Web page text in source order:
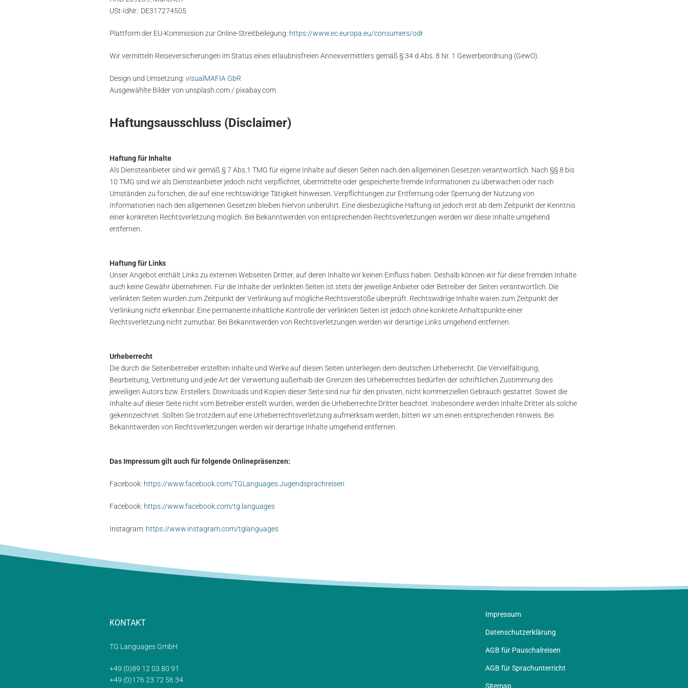
USt-IdNr.: DE317274505
Plattform der EU-Kommission zur Online-Streitbeilegung: https://www.ec.europa.eu/consumers/odr
Wir vermitteln Reiseversicherungen im Status eines erlaubnisfreien Annexvermittlers gemäß § 34 d Abs. 8 Nr. 1 Gewerbeordnung (GewO).
Design und Umsetzung: visualMAFIA GbR
Ausgewählte Bilder von unsplash.com / pixabay.com
Haftungsausschluss (Disclaimer)
Haftung für Inhalte
Als Diensteanbieter sind wir gemäß § 7 Abs.1 TMG für eigene Inhalte auf diesen Seiten nach den allgemeinen Gesetzen verantwortlich. Nach §§ 8 bis
10 TMG sind wir als Diensteanbieter jedoch nicht verpflichtet, übermittelte oder gespeicherte fremde Informationen zu überwachen oder nach
Umständen zu forschen, die auf eine rechtswidrige Tätigkeit hinweisen. Verpflichtungen zur Entfernung oder Sperrung der Nutzung von
Informationen nach den allgemeinen Gesetzen bleiben hiervon unberührt. Eine diesbezügliche Haftung ist jedoch erst ab dem Zeitpunkt der Kenntnis
einer konkreten Rechtsverletzung möglich. Bei Bekanntwerden von entsprechenden Rechtsverletzungen werden wir diese Inhalte umgehend
entfernen.
Haftung für Links
Unser Angebot enthält Links zu externen Webseiten Dritter, auf deren Inhalte wir keinen Einfluss haben. Deshalb können wir für diese fremden Inhalte
auch keine Gewähr übernehmen. Für die Inhalte der verlinkten Seiten ist stets der jeweilige Anbieter oder Betreiber der Seiten verantwortlich. Die
verlinkten Seiten wurden zum Zeitpunkt der Verlinkung auf mögliche Rechtsverstöße überprüft. Rechtswidrige Inhalte waren zum Zeitpunkt der
Verlinkung nicht erkennbar. Eine permanente inhaltliche Kontrolle der verlinkten Seiten ist jedoch ohne konkrete Anhaltspunkte einer
Rechtsverletzung nicht zumutbar. Bei Bekanntwerden von Rechtsverletzungen werden wir derartige Links umgehend entfernen.
Urheberrecht
Die durch die Seitenbetreiber erstellten Inhalte und Werke auf diesen Seiten unterliegen dem deutschen Urheberrecht. Die Vervielfältigung,
Bearbeitung, Verbreitung und jede Art der Verwertung außerhalb der Grenzen des Urheberrechtes bedürfen der schriftlichen Zustimmung des
jeweiligen Autors bzw. Erstellers. Downloads und Kopien dieser Seite sind nur für den privaten, nicht kommerziellen Gebrauch gestattet. Soweit die
Inhalte auf dieser Seite nicht vom Betreiber erstellt wurden, werden die Urheberrechte Dritter beachtet. Insbesondere werden Inhalte Dritter als solche
gekennzeichnet. Sollten Sie trotzdem auf eine Urheberrechtsverletzung aufmerksam werden, bitten wir um einen entsprechenden Hinweis. Bei
Bekanntwerden von Rechtsverletzungen werden wir derartige Inhalte umgehend entfernen.
Das Impressum gilt auch für folgende Onlinepräsenzen:
Facebook: https://www.facebook.com/TGLanguages.Jugendsprachreisen
Facebook: https://www.facebook.com/tg.languages
Instagram: https://www.instagram.com/tglanguages
KONTAKT
TG Languages GmbH
+49 (0)89 12 03 80 91
+49 (0)176 23 72 56 34
Impressum
Datenschutz­erklärung
AGB für Pauschalreisen
AGB für Sprachunterricht
Sitemap